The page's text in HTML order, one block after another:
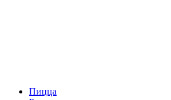
Пицца